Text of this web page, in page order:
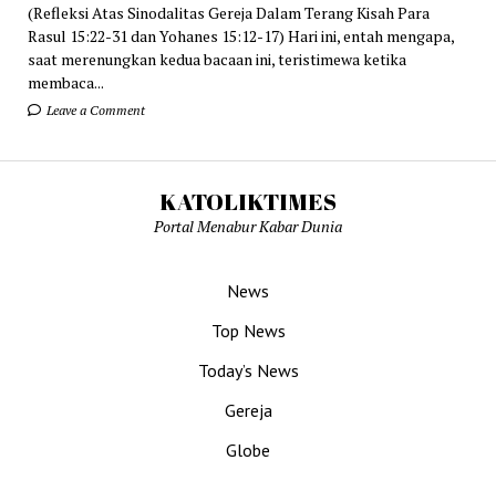
(Refleksi Atas Sinodalitas Gereja Dalam Terang Kisah Para
Rasul 15:22-31 dan Yohanes 15:12-17) Hari ini, entah mengapa,
saat merenungkan kedua bacaan ini, teristimewa ketika
membaca...
Leave a Comment
KATOLIKTIMES
Portal Menabur Kabar Dunia
News
Top News
Today’s News
Gereja
Globe